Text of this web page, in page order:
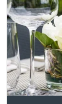
erat, ut
tincidunt